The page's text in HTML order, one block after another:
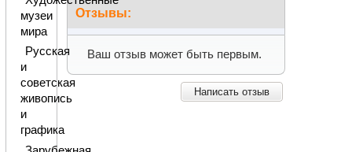
Отзывы:
Ваш отзыв может быть первым.
Написать отзыв
музеи
мира
Русская
и
советская
живопись
и
графика